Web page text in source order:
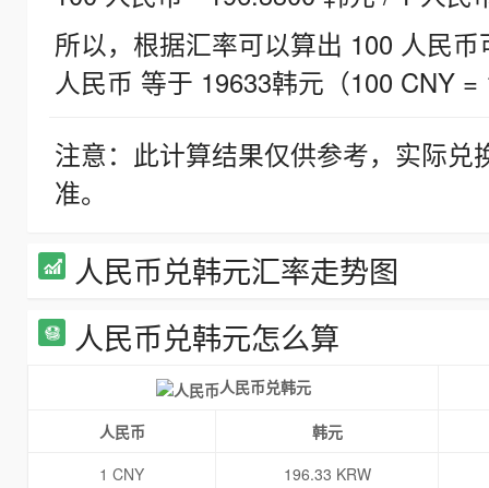
所以，根据汇率可以算出 100 人民
人民币 等于 19633韩元（100 CNY =
注意：此计算结果仅供参考，实际
准。
人民币兑韩元汇率走势图
人民币兑韩元怎么算
人民币兑韩元
人民币
韩元
1 CNY
196.33 KRW